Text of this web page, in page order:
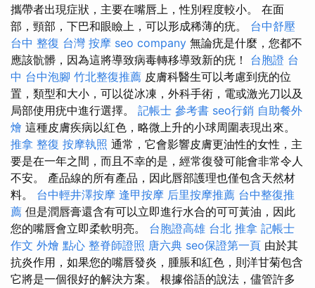
攜帶者出現症狀，主要在嘴唇上，性別程度較小。 在面
部，頸部，下巴和眼瞼上，可以形成稀薄的疣。 台中舒壓
台中 整復 台灣 按摩 seo company 無論疣是什麼，您都不
應該骯髒，因為這將導致病毒轉移導致新的疣！ 台胞證 台
中 台中泡腳 竹北整復推薦 皮膚科醫生可以考慮到疣的位
置，類型和大小，可以從冰凍，外科手術，電或激光刀以及
局部使用疣中進行選擇。 記帳士 參考書 seo行銷 自助餐外
燴 這種皮膚疾病以紅色，略微上升的小球周圍表現出來。
推拿 整復 按摩執照 通常，它會影響皮膚更油性的女性，主
要是在一年之間，而且不幸的是，經常復發可能會非常令人
不安。 產品線的所有產品，因此唇部護理也僅包含天然材
料。 台中輕井澤按摩 逢甲按摩 后里按摩推薦 台中整復推
薦 但是潤唇膏還含有可以立即進行水合的可可黃油，因此
您的嘴唇會立即柔軟明亮。 台胞證高雄 台北 推拿 記帳士
作文 外燴 點心 整脊師證照 唐六典 seo保證第一頁 由於其
抗炎作用，如果您的嘴唇發炎，腫脹和紅色，則洋甘菊包含
它將是一個很好的解決方案。 根據俗語的說法，儘管許多